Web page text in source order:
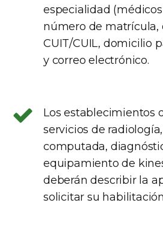
especialidad
número de matrícula,
CUIT/CUIL, domicilio
y correo electrónico.
Los establecimientos
servicios de
computada,
equipamiento de
deberán describir la
solicitar su